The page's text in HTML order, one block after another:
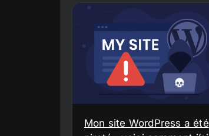
Mon site WordPress a été